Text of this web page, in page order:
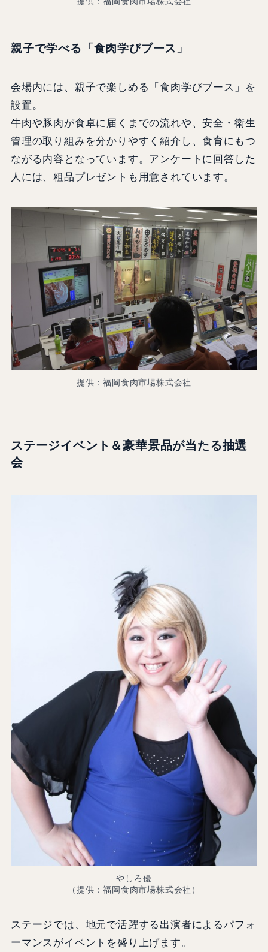
親子で学べる「食肉学びブース」
会場内には、親子で楽しめる「食肉学びブース」を
設置。
牛肉や豚肉が食卓に届くまでの流れや、安全・衛生
管理の取り組みを分かりやすく紹介し、食育にもつ
ながる内容となっています。アンケートに回答した
人には、粗品プレゼントも用意されています。
提供：福岡食肉市場株式会社
ステージイベント＆豪華景品が当たる抽選
会
やしろ優
（提供：福岡食肉市場株式会社）
ステージでは、地元で活躍する出演者によるパフォ
ーマンスがイベントを盛り上げます。